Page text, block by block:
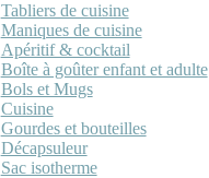
Tabliers de cuisine
Maniques de cuisine
Apéritif & cocktail
Boîte à goûter enfant et adulte
Bols et Mugs
Cuisine
Gourdes et bouteilles
Décapsuleur
Sac isotherme